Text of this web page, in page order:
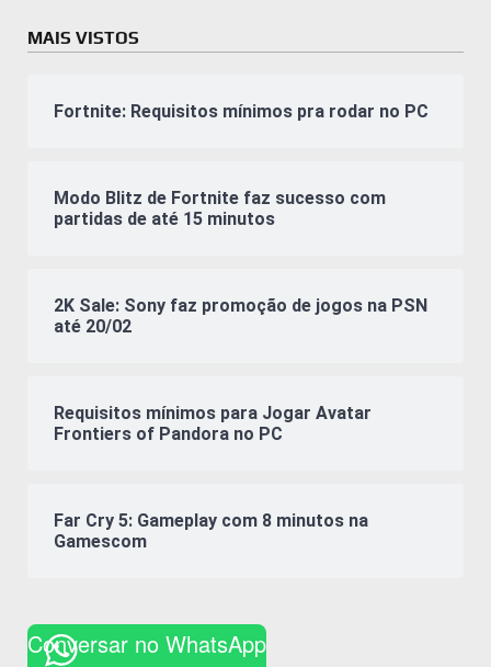
MAIS VISTOS
Fortnite: Requisitos mínimos pra rodar no PC
Modo Blitz de Fortnite faz sucesso com
partidas de até 15 minutos
2K Sale: Sony faz promoção de jogos na PSN
até 20/02
Requisitos mínimos para Jogar Avatar
Frontiers of Pandora no PC
Far Cry 5: Gameplay com 8 minutos na
Gamescom
Conversar no WhatsApp